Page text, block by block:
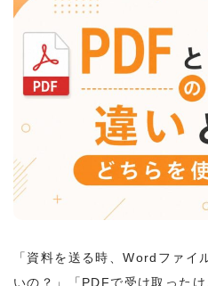
「資料を送る時、Wordファイ
いの？」「PDFで受け取った